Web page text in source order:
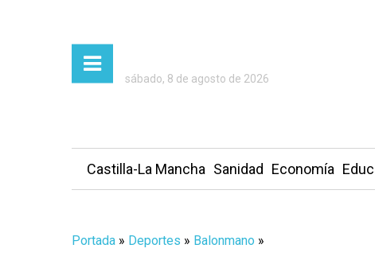
sábado, 8 de agosto de 2026
Castilla-La Mancha Sanidad Economía
Portada » Deportes » Balonmano »